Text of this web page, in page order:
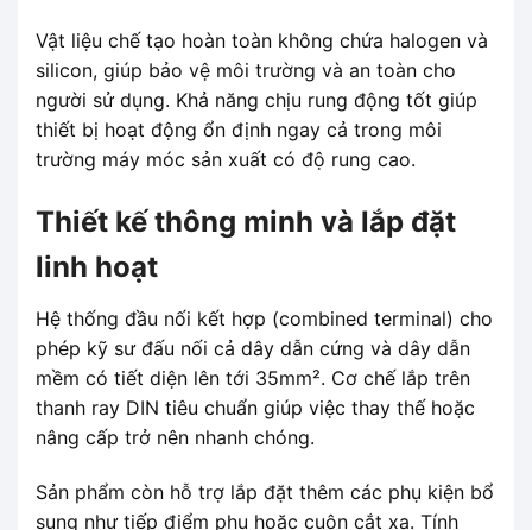
Vật liệu chế tạo hoàn toàn không chứa halogen và
silicon, giúp bảo vệ môi trường và an toàn cho
người sử dụng. Khả năng chịu rung động tốt giúp
thiết bị hoạt động ổn định ngay cả trong môi
trường máy móc sản xuất có độ rung cao.
Thiết kế thông minh và lắp đặt
linh hoạt
Hệ thống đầu nối kết hợp (combined terminal) cho
phép kỹ sư đấu nối cả dây dẫn cứng và dây dẫn
mềm có tiết diện lên tới 35mm². Cơ chế lắp trên
thanh ray DIN tiêu chuẩn giúp việc thay thế hoặc
nâng cấp trở nên nhanh chóng.
Sản phẩm còn hỗ trợ lắp đặt thêm các phụ kiện bổ
sung như tiếp điểm phụ hoặc cuộn cắt xa. Tính